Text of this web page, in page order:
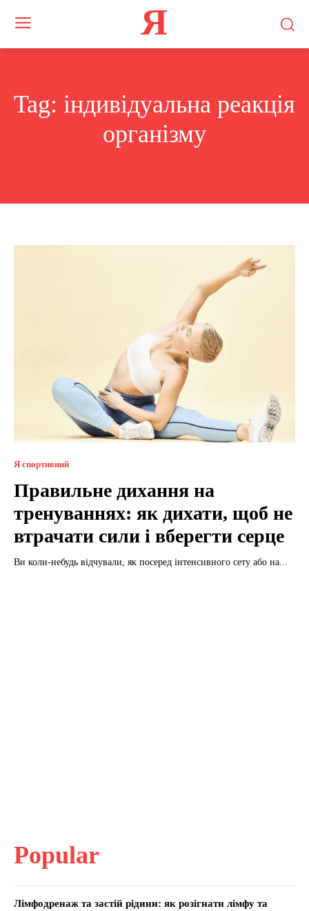
Я
Tag: індивідуальна реакція
організму
Я спортивний
Правильне дихання на
тренуваннях: як дихати, щоб не
втрачати сили і вберегти серце
Ви коли-небудь відчували, як посеред інтенсивного сету або на...
Popular
Лімфодренаж та застій рідини: як розігнати лімфу та